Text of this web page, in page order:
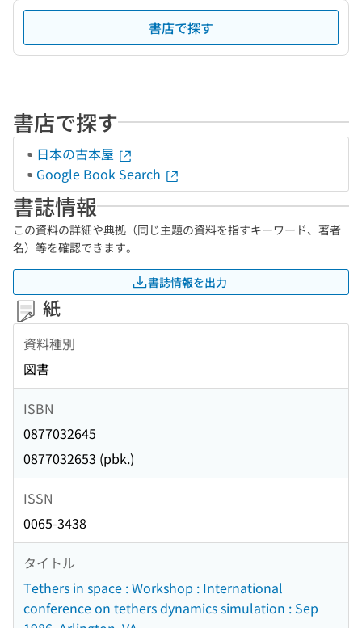
書店で探す
書店で探す
日本の古本屋
Google Book Search
書誌情報
この資料の詳細や典拠（同じ主題の資料を指すキーワード、著者
名）等を確認できます。
書誌情報を出力
紙
資料種別
図書
ISBN
0877032645
0877032653 (pbk.)
ISSN
0065-3438
タイトル
Tethers in space : Workshop : International
conference on tethers dynamics simulation : Sep